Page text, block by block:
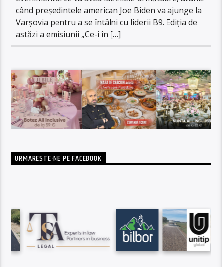
când președintele american Joe Biden va ajunge la
Varșovia pentru a se întâlni cu liderii B9. Ediția de
astăzi a emisiunii „Ce-i în […]
URMARESTE-NE PE FACEBOOK